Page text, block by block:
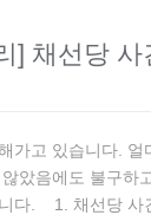
] 채선당
가고 있습니다.
았음에도 불구하
다. 1. 채선당 사